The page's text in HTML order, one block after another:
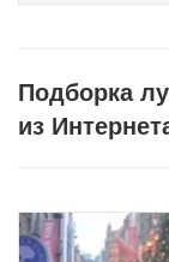
Подборка
из